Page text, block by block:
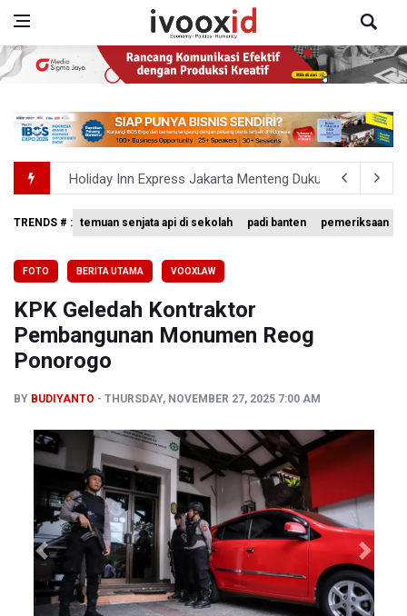
Holiday Inn Express Jakarta Menteng Dukung Program
Grand Whiz Poins Simatupang Jakarta Perkuat
Swiss-Belcourt Bogor Hadirkan Promo "Merdeka
Pemerintah Tunda Penerapan Pajak Marketplace, DJP:
TRENDS # : temuan senjata api di sekolah padi banten pemeriksaan
FOTO BERITA UTAMA VOOXLAW
KPK Geledah Kontraktor
Pembangunan Monumen Reog
Ponorogo
BY BUDIYANTO THURSDAY, NOVEMBER 27, 2025 7:00 AM
Previous Next